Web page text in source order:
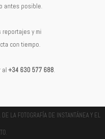
antes posible.
y mi
con tiempo.
al +34 630 577 688.
LA FOTOGRAFÍA DE INSTANTÁNEA Y EL